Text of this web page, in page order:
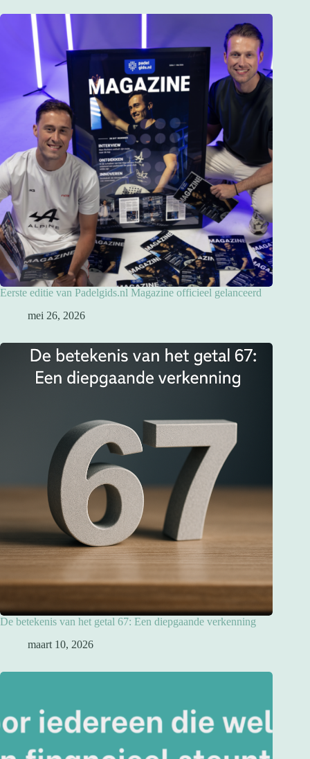
Eerste editie van Padelgids.nl Magazine officieel gelanceerd
mei 26, 2026
De betekenis van het getal 67: Een diepgaande verkenning
maart 10, 2026